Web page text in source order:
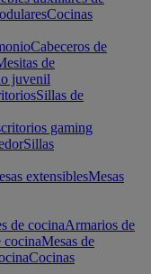
Cocinas
Cabeceros de
de
juvenil
Sillas de
gaming
Sillas
extensiblesMesas
de cocinaArmarios de
cocinaMesas de
Cocinas